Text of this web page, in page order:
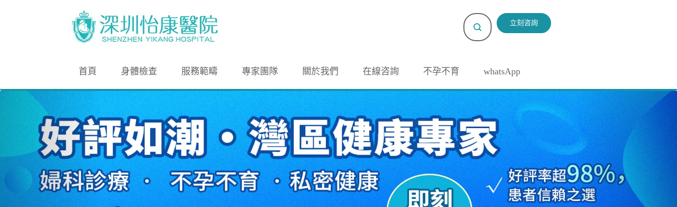
立刻咨詢
首頁 身體檢查 服務範疇 專家團隊 關於我們 在線咨詢 不孕不育 whatsApp